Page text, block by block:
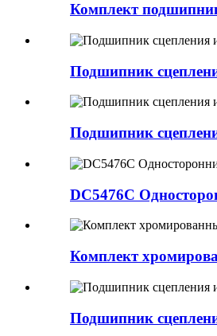
Комплект
Подшипник
Подшипник
DC5476C
Комплект
Подшипник